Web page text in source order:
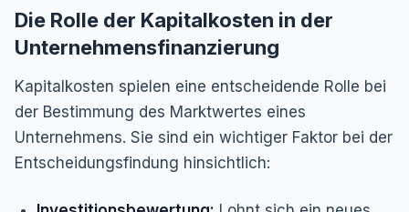
Die Rolle der Kapitalkosten in der
Unternehmensfinanzierung
Kapitalkosten spielen eine entscheidende Rolle bei
der Bestimmung des Marktwertes eines
Unternehmens. Sie sind ein wichtiger Faktor bei der
Entscheidungsfindung hinsichtlich: